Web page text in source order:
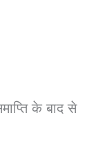
के बाद से